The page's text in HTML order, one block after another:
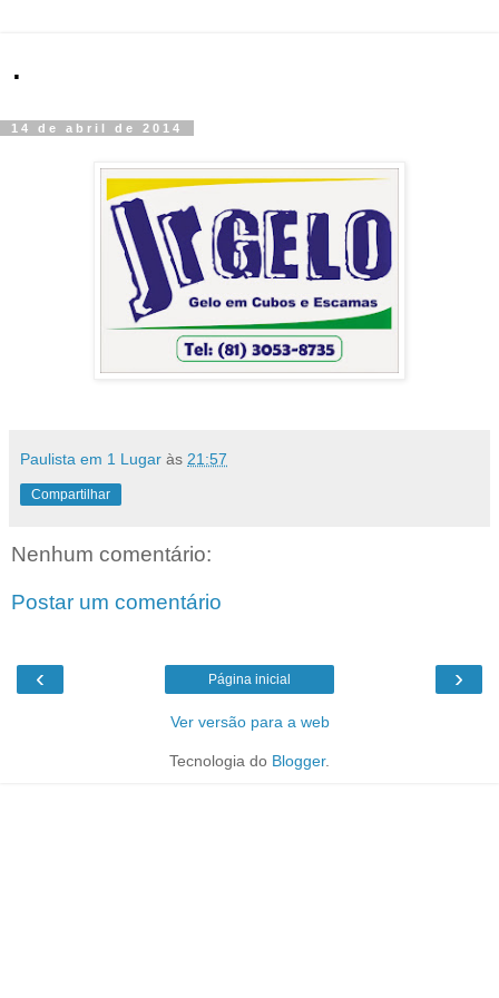
.
14 de abril de 2014
Paulista em 1 Lugar às 21:57
Compartilhar
Nenhum comentário:
Postar um comentário
‹ ›
Página inicial
Ver versão para a web
Tecnologia do Blogger.